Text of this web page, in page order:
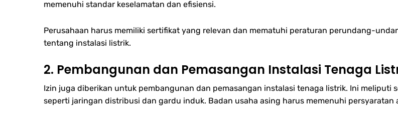
memenuhi standar keselamatan dan efisiensi.
Perusahaan harus memiliki sertifikat yang relevan dan mematuhi peraturan perundang-
tentang instalasi listrik.
2. Pembangunan dan Pemasangan Instalasi Tenaga
Izin juga diberikan untuk pembangunan dan pemasangan instalasi tenaga listrik. Ini
seperti jaringan distribusi dan gardu induk. Badan usaha asing harus memenuhi